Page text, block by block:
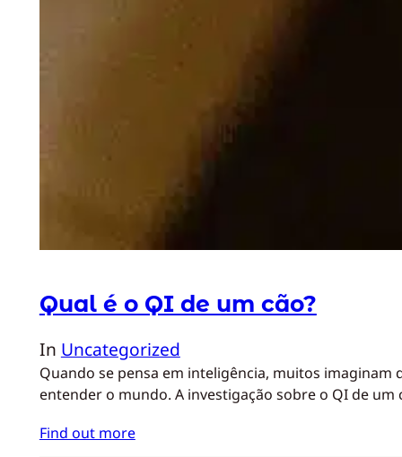
Qual é o QI de um cão?
In Uncategorized
Quando se pensa em inteligência, muitos
entender o mundo. A investigação sobre o QI de
Find out more